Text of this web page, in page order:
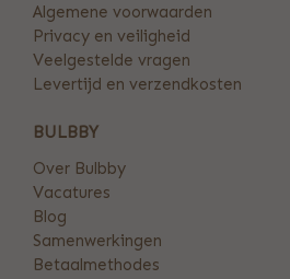
Algemene voorwaarden
Privacy en veiligheid
Veelgestelde vragen
Levertijd en verzendkosten
BULBBY
Over Bulbby
Vacatures
Blog
Samenwerkingen
Betaalmethodes